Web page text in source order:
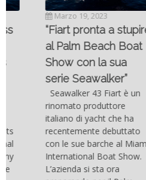
Marzo 19, 2023
“Fiart pronta a stupire
al Palm Beach Boat
Show con la sua
serie Seawalker”
Seawalker 43 Fiart è un
rinomato produttore
italiano di yacht che ha
recentemente debuttato
con le sue barche al Miami
International Boat Show.
L’azienda si sta ora